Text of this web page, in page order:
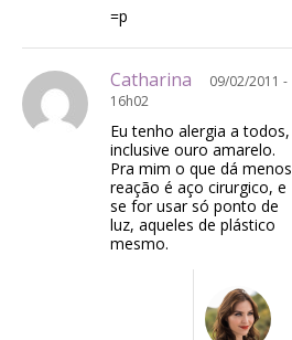
=p
Catharina
09/02/2011 -
16h02
Eu tenho alergia a todos,
inclusive ouro amarelo.
Pra mim o que dá menos
reação é aço cirurgico, e
se for usar só ponto de
luz, aqueles de plástico
mesmo.